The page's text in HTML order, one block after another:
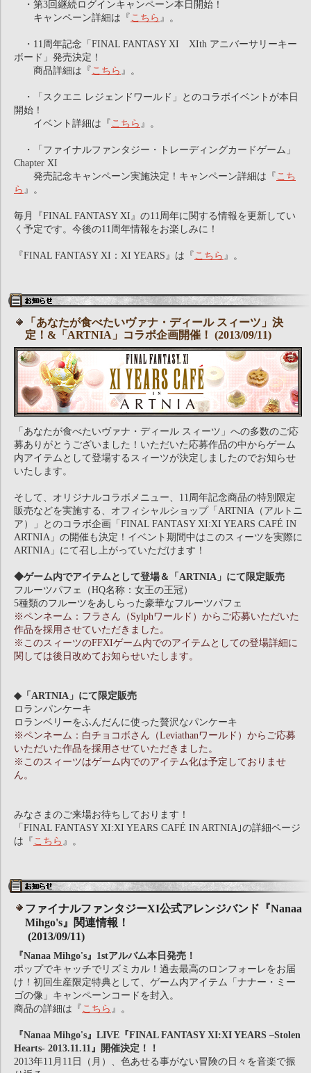
・第3回継続ログインキャンペーン本日開始！
キャンペーン詳細は『 こちら 』。
・11周年記念「FINAL FANTASY XI XIth アニバーサリーキー
ボード」発売決定！
商品詳細は『 こちら 』。
・「スクエニ レジェンドワールド」とのコラボイベントが本日
開始！
イベント詳細は『 こちら 』。
・「ファイナルファンタジー・トレーディングカードゲーム」
Chapter XI
発売記念キャンペーン実施決定！キャンペーン詳細は『 こち
ら 』。
毎月『FINAL FANTASY XI』の11周年に関する情報を更新してい
く予定です。今後の11周年情報をお楽しみに！
『FINAL FANTASY XI：XI YEARS』は『 こちら 』。
「あなたが食べたいヴァナ・ディール スィーツ」決
定！&「ARTNIA」コラボ企画開催！ (2013/09/11)
「あなたが食べたいヴァナ・ディール スィーツ」への多数のご応
募ありがとうございました！いただいた応募作品の中からゲーム
内アイテムとして登場するスィーツが決定しましたのでお知らせ
いたします。
そして、オリジナルコラボメニュー、11周年記念商品の特別限定
販売などを実施する、オフィシャルショップ「ARTNIA（アルトニ
ア）」とのコラボ企画「FINAL FANTASY XI:XI YEARS CAFÉ IN
ARTNIA」の開催も決定！イベント期間中はこのスィーツを実際に
ARTNIA」にて召し上がっていただけます！
◆ゲーム内でアイテムとして登場＆「ARTNIA」にて限定販売
フルーツパフェ（HQ名称：女王の王冠）
5種類のフルーツをあしらった豪華なフルーツパフェ
※ペンネーム：フラさん（Sylphワールド）からご応募いただいた
作品を採用させていただきました。
※このスィーツのFFXIゲーム内でのアイテムとしての登場詳細に
関しては後日改めてお知らせいたします。
◆「ARTNIA」にて限定販売
ロランパンケーキ
ロランベリーをふんだんに使った贅沢なパンケーキ
※ペンネーム：白チョコボさん（Leviathanワールド）からご応募
いただいた作品を採用させていただきました。
※このスィーツはゲーム内でのアイテム化は予定しておりませ
ん。
みなさまのご来場お待ちしております！
「FINAL FANTASY XI:XI YEARS CAFÉ IN ARTNIA｣の詳細ページ
は『 こちら 』。
ファイナルファンタジーXI公式アレンジバンド『Nanaa
Mihgo's』関連情報！
(2013/09/11)
『Nanaa Mihgo's』1stアルバム本日発売！
ポップでキャッチでリズミカル！過去最高のロンフォーレをお届
け！初回生産限定特典として、ゲーム内アイテム「ナナー・ミー
ゴの像」キャンペーンコードを封入。
商品の詳細は『 こちら 』。
『Nanaa Mihgo's』LIVE『FINAL FANTASY XI:XI YEARS –Stolen
Hearts- 2013.11.11』開催決定！！
2013年11月11日（月）、色あせる事がない冒険の日々を音楽で振